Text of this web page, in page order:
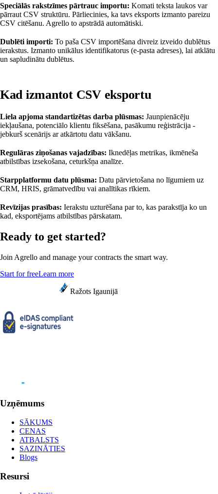
Speciālās rakstzīmes pārtrauc importu: Komati teksta laukos var
pārraut CSV struktūru. Pārliecinies, ka tavs eksports izmanto pareizu
CSV citēšanu. Agrello to apstrādā automātiski.
Dublēti importi: To paša CSV importēšana divreiz izveido dublētus
ierakstus. Izmanto unikālus identifikatorus (e-pasta adreses), lai atklātu
un sapludinātu dublētus.
Kad izmantot CSV eksportu
Liela apjoma standartizētas darba plūsmas: Jaunpienācēju
iekļaušana, potenciālo klientu fiksēšana, pasākumu reģistrācija -
jebkurš scenārijs ar atkārtotu datu vākšanu.
Regulāras ziņošanas vajadzības: Iknedēļas metrikas, ikmēneša
atbilstības izsekošana, ceturkšņa analīze.
Starpplatformu datu plūsma: Datu pārvietošana no līgumiem uz
CRM, HRIS, grāmatvedību vai analītikas rīkiem.
Revīzijas prasības: Ierakstu uzturēšana par to, kas parakstīja ko un
kad, eksportējams atbilstības pārskatam.
Ready to get started?
Join Agrello and manage your contracts the smart way.
Start for freeLearn more
Ražots Igaunijā
Uzņēmums
SĀKUMS
CENAS
ATBALSTS
SAZINĀTIES
Blogs
Resursi